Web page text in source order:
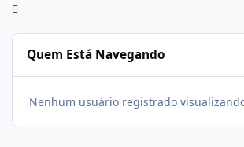
Quem Está Navegando
Nenhum usuário registrado